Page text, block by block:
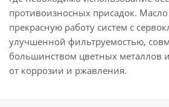
противоизносных присадок. Масло
прекрасную работу систем с
улучшенной фильтруемостью,
большинством цветных металлов
от коррозии и ржавления.